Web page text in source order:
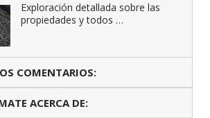
Exploración detallada sobre las
propiedades y todos …
COMENTARIOS:
ACERCA DE: